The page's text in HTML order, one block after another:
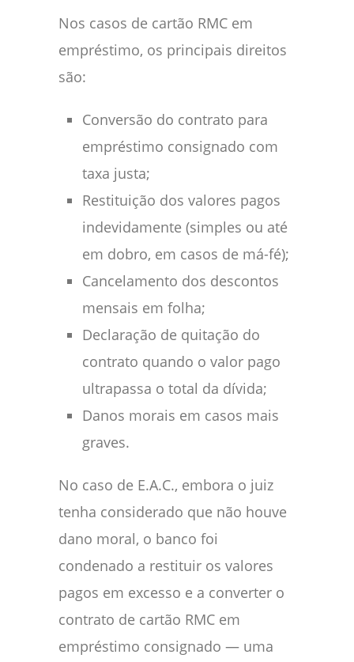
Nos casos de cartão RMC em
empréstimo, os principais direitos
são:
Conversão do contrato para
empréstimo consignado com
taxa justa;
Restituição dos valores pagos
indevidamente (simples ou até
em dobro, em casos de má-fé);
Cancelamento dos descontos
mensais em folha;
Declaração de quitação do
contrato quando o valor pago
ultrapassa o total da dívida;
Danos morais em casos mais
graves.
No caso de E.A.C., embora o juiz
tenha considerado que não houve
dano moral, o banco foi
condenado a restituir os valores
pagos em excesso e a converter o
contrato de cartão RMC em
empréstimo consignado — uma